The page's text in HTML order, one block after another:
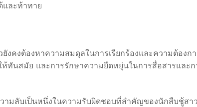
ละท้าทาย
งคงต้องหาความสมดุลในการเรียกร้องและความต้อง
นสมัย และการรักษาความยืดหยุ่นในการสื่อสารและก
ามลับเป็นหนึ่งในความรับผิดชอบที่สำคัญของนักสืบชู้สา